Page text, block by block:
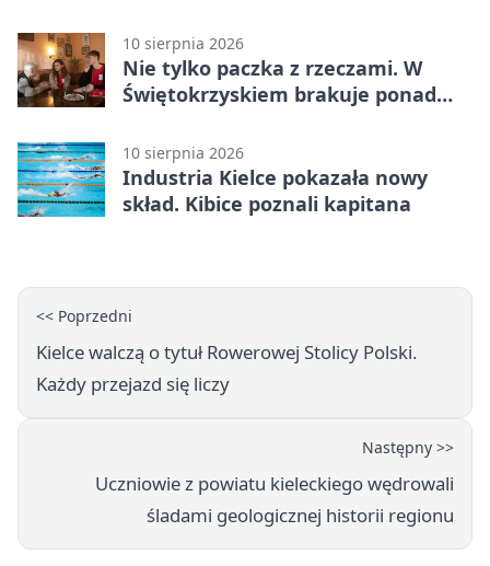
10 sierpnia 2026
Nie tylko paczka z rzeczami. W
Świętokrzyskiem brakuje ponad
10 sierpnia 2026
Industria Kielce pokazała nowy
skład. Kibice poznali kapitana
<< Poprzedni
Kielce walczą o tytuł Rowerowej Stolicy Polski.
Każdy przejazd się liczy
Następny >>
Uczniowie z powiatu kieleckiego wędrowali
śladami geologicznej historii regionu